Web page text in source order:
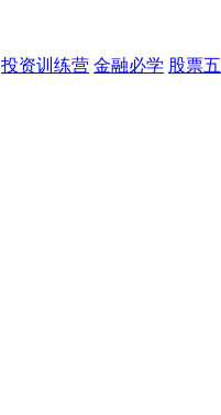
投资训练营 金融必学 股票